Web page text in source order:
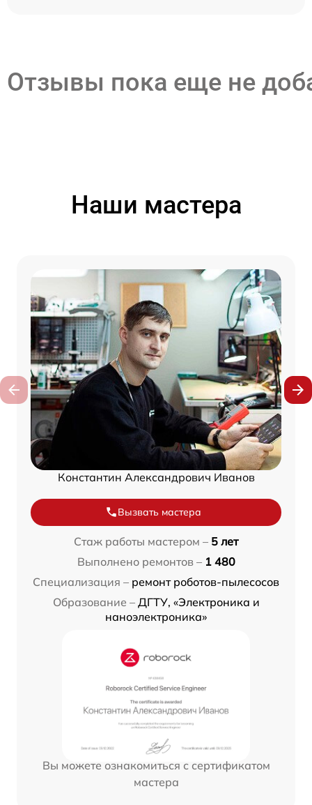
Отзывы пока еще не
Наши мастера
Константин Александрович Иванов
Вызвать мастера
Стаж работы мастером – 5 лет
Выполнено ремонтов – 1 480
Специализация – ремонт роботов-пылесосов
Образование – ДГТУ, «Электроника и
наноэлектроника»
Вы можете ознакомиться с сертификатом
мастера